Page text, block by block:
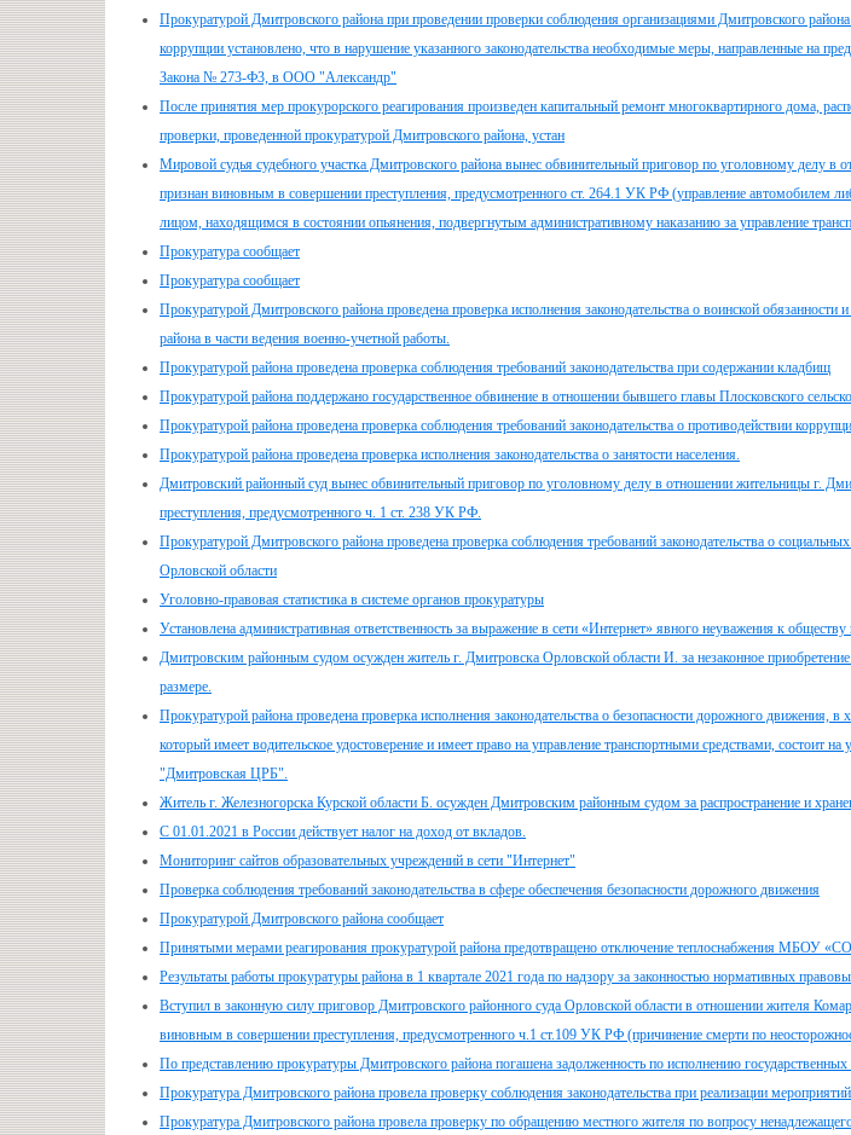
Прокуратурой Дмитровского района при проведении проверки соблюдения организациями Дмитровского района
коррупции установлено, что в нарушение указанного законодательства необходимые меры, направленные на
Закона № 273-Ф3, в ООО "Александр"
После принятия мер прокурорского реагирования произведен капитальный ремонт многоквартирного дома,
проверки, проведенной прокуратурой Дмитровского района, устан
Мировой судья судебного участка Дмитровского района вынес обвинительный приговор по уголовному делу
признан виновным в совершении преступления, предусмотренного ст. 264.1 УК РФ (управление автомобилем
лицом, находящимся в состоянии опьянения, подвергнутым административному наказанию за управление
Прокуратура сообщает
Прокуратура сообщает
Прокуратурой Дмитровского района проведена проверка исполнения законодательства о воинской
района в части ведения военно-учетной работы.
Прокуратурой района проведена проверка соблюдения требований законодательства при содержании кладбищ
Прокуратурой района поддержано государственное обвинение в отношении бывшего главы Плосковского
Прокуратурой района проведена проверка соблюдения требований законодательства о противодействии
Прокуратурой района проведена проверка исполнения законодательства о занятости населения.
Дмитровский районный суд вынес обвинительный приговор по уголовному делу в отношении жительницы г.
преступления, предусмотренного ч. 1 ст. 238 УК РФ.
Прокуратурой Дмитровского района проведена проверка соблюдения требований законодательства о
Орловской области
Уголовно-правовая статистика в системе органов прокуратуры
Установлена административная ответственность за выражение в сети «Интернет» явного неуважения к обществу
Дмитровским районным судом осужден житель г. Дмитровска Орловской области И. за незаконное приобретение
размере.
Прокуратурой района проведена проверка исполнения законодательства о безопасности дорожного движения, в
который имеет водительское удостоверение и имеет право на управление транспортными средствами, состоит
"Дмитровская ЦРБ".
Житель г. Железногорска Курской области Б. осужден Дмитровским районным судом за распространение и
С 01.01.2021 в России действует налог на доход от вкладов.
Мониторинг сайтов образовательных учреждений в сети "Интернет"
Проверка соблюдения требований законодательства в сфере обеспечения безопасности дорожного движения
Прокуратурой Дмитровского района сообщает
Принятыми мерами реагирования прокуратурой района предотвращено отключение теплоснабжения МБОУ
Результаты работы прокуратуры района в 1 квартале 2021 года по надзору за законностью нормативных
Вступил в законную силу приговор Дмитровского районного суда Орловской области в отношении жителя
виновным в совершении преступления, предусмотренного ч.1 ст.109 УК РФ (причинение смерти по
По представлению прокуратуры Дмитровского района погашена задолженность по исполнению государственных
Прокуратура Дмитровского района провела проверку соблюдения законодательства при реализации
Прокуратура Дмитровского района провела проверку по обращению местного жителя по вопросу